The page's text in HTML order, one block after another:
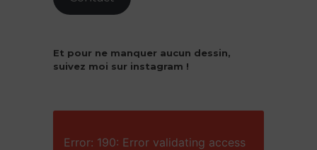
Et pour ne manquer aucun dessin,
suivez moi sur instagram !
Error: 190: Error validating access